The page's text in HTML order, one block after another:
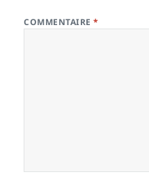
COMMENTAIRE*